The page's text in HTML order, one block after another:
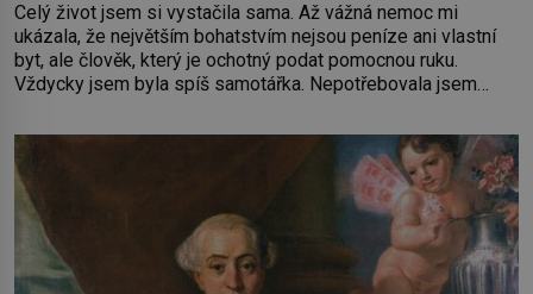
Celý život jsem si vystačila sama. Až vážná nemoc mi
ukázala, že největším bohatstvím nejsou peníze ani vlastní
byt, ale člověk, který je ochotný podat pomocnou ruku.
Vždycky jsem byla spíš samotářka. Nepotřebovala jsem
práce a hlavně klid. Hned po studiích jsem odešla z rodného